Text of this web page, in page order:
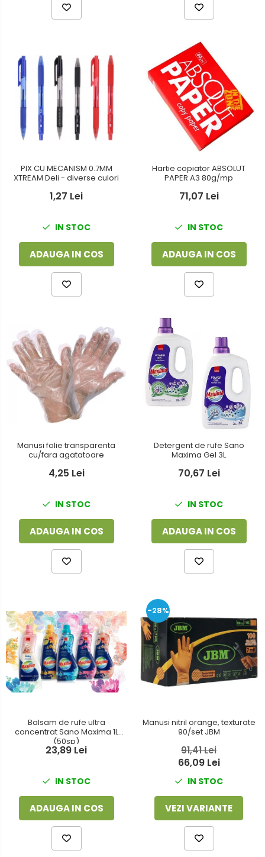
PIX CU MECANISM 0.7MM
XTREAM Deli - diverse culori
1,27 Lei
IN STOC
ADAUGA IN COS
Hartie copiator ABSOLUT
PAPER A3 80g/mp
71,07 Lei
IN STOC
ADAUGA IN COS
Manusi folie transparenta
cu/fara agatatoare
4,25 Lei
IN STOC
ADAUGA IN COS
Detergent de rufe Sano
Maxima Gel 3L
70,67 Lei
IN STOC
ADAUGA IN COS
Balsam de rufe ultra
concentrat Sano Maxima 1L
(50sp)
23,89 Lei
IN STOC
ADAUGA IN COS
-28%
Manusi nitril orange, texturate
90/set JBM
91,41 Lei
66,09 Lei
IN STOC
VEZI VARIANTE